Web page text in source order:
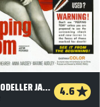
FOTOMODELLER JAGES 4.6